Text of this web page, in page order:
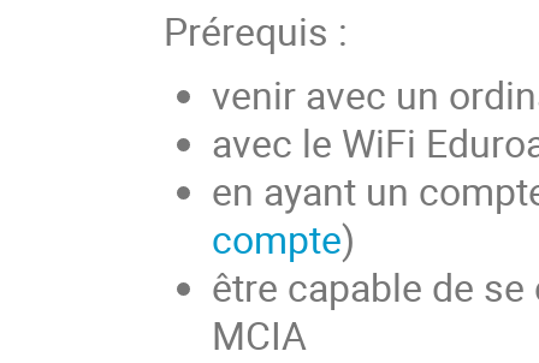
Prérequis :
venir avec un
avec le WiFi
en ayant un
compte)
être capable de
MCIA